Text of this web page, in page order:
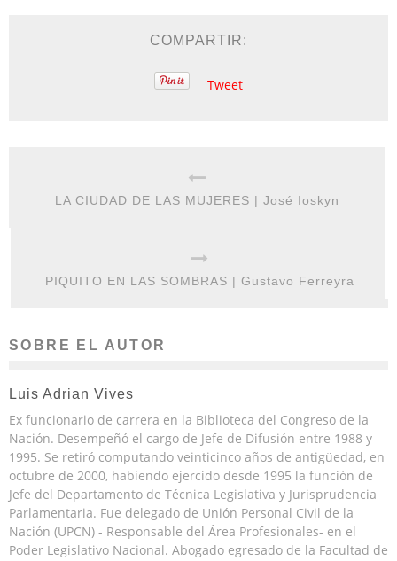
COMPARTIR:
Tweet
LA CIUDAD DE LAS MUJERES | José Ioskyn
PIQUITO EN LAS SOMBRAS | Gustavo Ferreyra
SOBRE EL AUTOR
Luis Adrian Vives
Ex funcionario de carrera en la Biblioteca del Congreso de la
Nación. Desempeñó el cargo de Jefe de Difusión entre 1988 y
1995. Se retiró computando veinticinco años de antigüedad, en
octubre de 2000, habiendo ejercido desde 1995 la función de
Jefe del Departamento de Técnica Legislativa y Jurisprudencia
Parlamentaria. Fue delegado de Unión Personal Civil de la
Nación (UPCN) - Responsable del Área Profesionales- en el
Poder Legislativo Nacional. Abogado egresado de la Facultad de